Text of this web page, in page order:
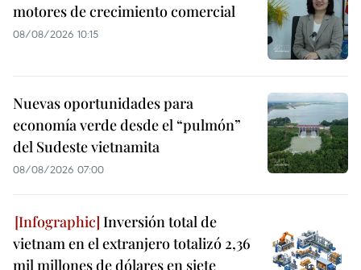
motores de crecimiento comercial
08/08/2026 10:15
Nuevas oportunidades para
economía verde desde el “pulmón”
del Sudeste vietnamita
08/08/2026 07:00
Inversión total de
vietnam en el extranjero totalizó 2,36
mil millones de dólares en siete